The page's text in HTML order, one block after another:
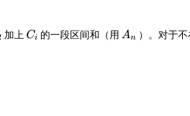
加上C_i
Ci 的一段区间和（用 A_n
An ）。对于